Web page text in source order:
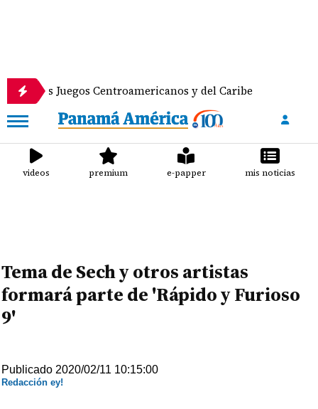
Centroamericanos y del Caribe
videos premium e-papper mis noticias
Tema de Sech y otros artistas
formará parte de 'Rápido y Furioso
9'
Publicado 2020/02/11 10:15:00
Redacción ey!